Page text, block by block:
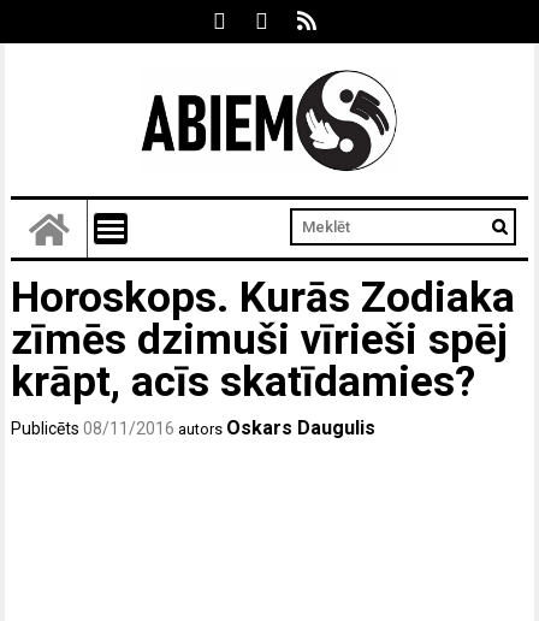
Horoskops. Kurās Zodiaka
zīmēs dzimuši vīrieši spēj
krāpt, acīs skatīdamies?
Publicēts08/11/2016 autors Oskars Daugulis